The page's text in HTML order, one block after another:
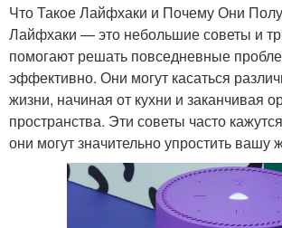
Что Такое Лайфхаки и Почему Они
Лайфхаки — это небольшие советы и
помогают решать повседневные
эффективно. Они могут касаться
жизни, начиная от кухни и заканчивая
пространства. Эти советы часто
они могут значительно упростить вашу